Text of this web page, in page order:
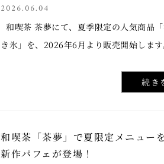
2026.06.04
和喫茶 茶夢にて、夏季限定の人気商品
き氷」を、2026年6月より販売開始しま
9,000杯を突破。 胡蝶庵の夏を代表する人
続き
和喫茶「茶夢」で夏限定メニュー
新作パフェが登場！